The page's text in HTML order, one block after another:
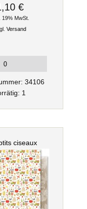
€
19% MwSt.
Versand
34106
1
ciseaux